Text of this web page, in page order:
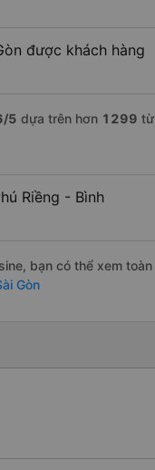
được khách hàng
/5 dựa trên hơn 1299 từ
Riềng - Bình
bạn có thể xem toàn
Gòn